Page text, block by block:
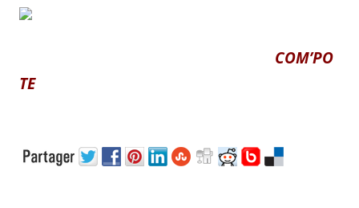
COM’PO
TE